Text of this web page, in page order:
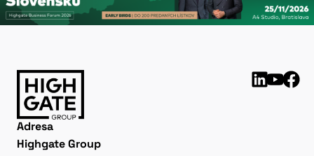
Adresa
Highgate Group